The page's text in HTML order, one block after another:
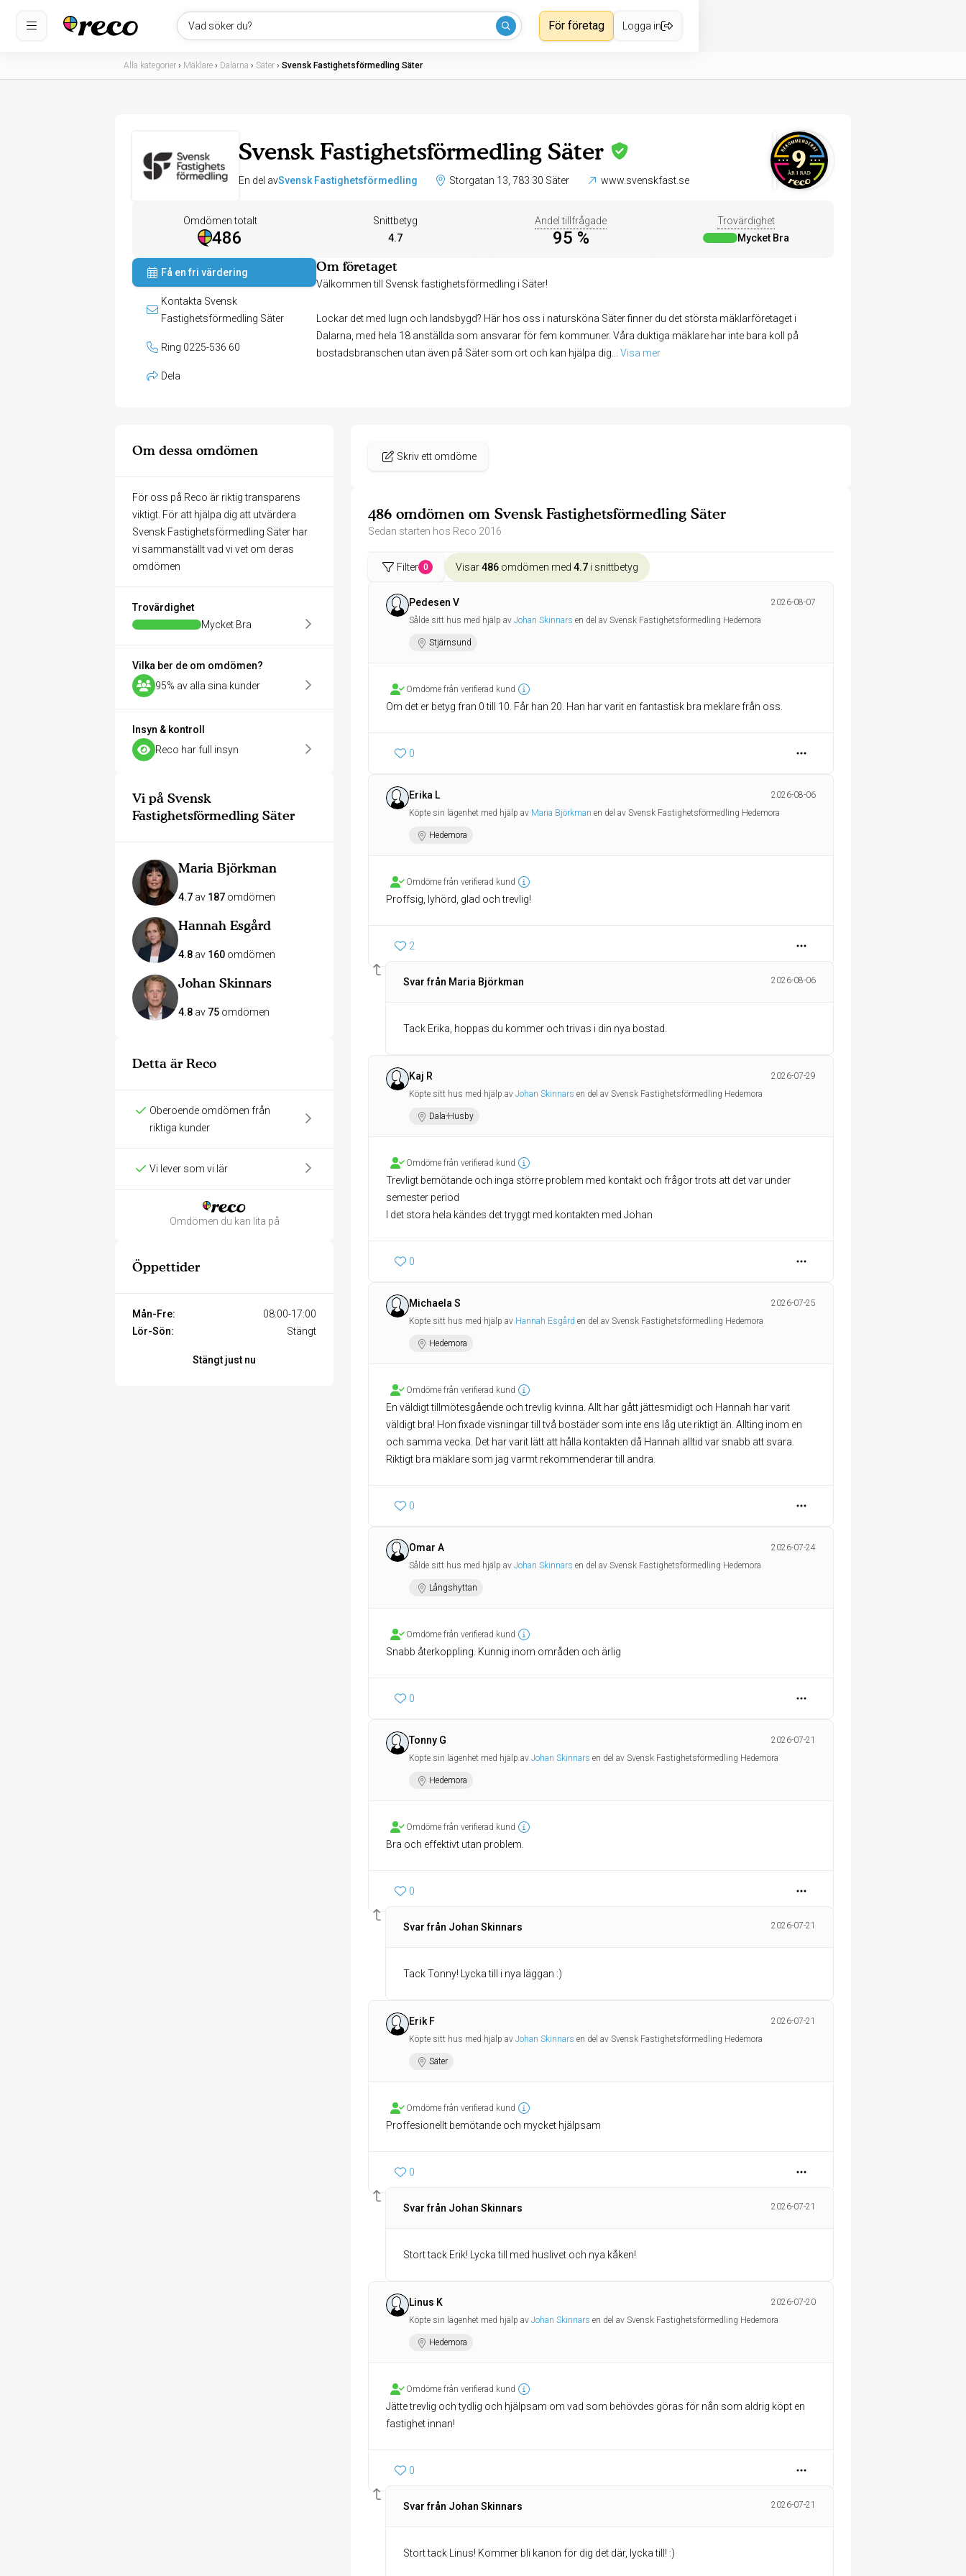
Vad söker du? För företag Logga in
Alla kategorier › Mäklare › Dalarna › Säter › Svensk Fastighetsförmedling Säter
Svensk Fastighetsförmedling Säter
En del avSvensk Fastighetsförmedling Storgatan 13, 783 30 Säter www.svenskfast.se
Omdömen totalt
486
Snittbetyg
4.7
Andel tillfrågade
95 %
Trovärdighet
Mycket Bra
Få en fri värdering
Kontakta Svensk
Fastighetsförmedling Säter
Ring 0225-536 60
Dela
Om företaget
Välkommen till Svensk fastighetsförmedling i Säter!
Lockar det med lugn och landsbygd? Här hos oss i natursköna Säter finner du det största mäklarföretaget i
Dalarna, med hela 18 anställda som ansvarar för fem kommuner. Våra duktiga mäklare har inte bara koll på
bostadsbranschen utan även på Säter som ort och kan hjälpa dig
Visa mer
Om dessa omdömen
För oss på Reco är riktig transparens
viktigt. För att hjälpa dig att utvärdera
Svensk Fastighetsförmedling Säter har
vi sammanställt vad vi vet om deras
omdömen
Trovärdighet
Mycket Bra
Vilka ber de om omdömen?
95% av alla sina kunder
Insyn & kontroll
Reco har full insyn
Vi på Svensk
Fastighetsförmedling Säter
Maria Björkman
4.7 av 187 omdömen
Hannah Esgård
4.8 av 160 omdömen
Johan Skinnars
4.8 av 75 omdömen
Detta är Reco
Oberoende omdömen från
riktiga kunder
Vi lever som vi lär
Omdömen du kan lita på
Öppettider
Mån-Fre:
08:00-17:00
Lör-Sön:
Stängt
Stängt just nu
Skriv ett omdöme
486 omdömen om Svensk Fastighetsförmedling Säter
Sedan starten hos Reco 2016
Filter 0 Visar486 omdömen med 4.7 i snittbetyg
Pedesen V
2026-08-07
Sålde sitt hus med hjälp av Johan Skinnars en del av Svensk Fastighetsförmedling Hedemora
Stjärnsund
Omdöme från verifierad kund
Om det er betyg fran 0 till 10. Får han 20. Han har varit en fantastisk bra meklare från oss.
0
Erika L
2026-08-06
Köpte sin lägenhet med hjälp av Maria Björkman en del av Svensk Fastighetsförmedling Hedemora
Hedemora
Omdöme från verifierad kund
Proffsig, lyhörd, glad och trevlig!
2
Svar från Maria Björkman 2026-08-06
Tack Erika, hoppas du kommer och trivas i din nya bostad.
Kaj R
2026-07-29
Köpte sitt hus med hjälp av Johan Skinnars en del av Svensk Fastighetsförmedling Hedemora
Dala-Husby
Omdöme från verifierad kund
Trevligt bemötande och inga större problem med kontakt och frågor trots att det var under
semester period
I det stora hela kändes det tryggt med kontakten med Johan
0
Michaela S
2026-07-25
Köpte sitt hus med hjälp av Hannah Esgård en del av Svensk Fastighetsförmedling Hedemora
Hedemora
Omdöme från verifierad kund
En väldigt tillmötesgående och trevlig kvinna. Allt har gått jättesmidigt och Hannah har varit
väldigt bra! Hon fixade visningar till två bostäder som inte ens låg ute riktigt än. Allting inom en
och samma vecka. Det har varit lätt att hålla kontakten då Hannah alltid var snabb att svara.
Riktigt bra mäklare som jag varmt rekommenderar till andra.
0
Omar A
2026-07-24
Sålde sitt hus med hjälp av Johan Skinnars en del av Svensk Fastighetsförmedling Hedemora
Långshyttan
Omdöme från verifierad kund
Snabb återkoppling. Kunnig inom områden och ärlig
0
Tonny G
2026-07-21
Köpte sin lägenhet med hjälp av Johan Skinnars en del av Svensk Fastighetsförmedling Hedemora
Hedemora
Omdöme från verifierad kund
Bra och effektivt utan problem.
0
Svar från Johan Skinnars 2026-07-21
Tack Tonny! Lycka till i nya läggan :)
Erik F
2026-07-21
Köpte sitt hus med hjälp av Johan Skinnars en del av Svensk Fastighetsförmedling Hedemora
Säter
Omdöme från verifierad kund
Proffesionellt bemötande och mycket hjälpsam
0
Svar från Johan Skinnars 2026-07-21
Stort tack Erik! Lycka till med huslivet och nya kåken!
Linus K
2026-07-20
Köpte sin lägenhet med hjälp av Johan Skinnars en del av Svensk Fastighetsförmedling Hedemora
Hedemora
Omdöme från verifierad kund
Jätte trevlig och tydlig och hjälpsam om vad som behövdes göras för nån som aldrig köpt en
fastighet innan!
0
Svar från Johan Skinnars 2026-07-21
Stort tack Linus! Kommer bli kanon för dig det där, lycka till! :)